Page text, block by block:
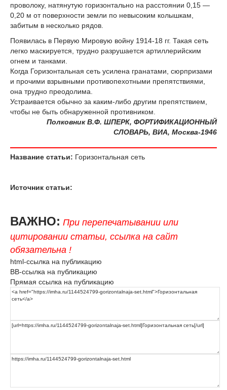
проволоку, натянутую горизонтально на расстоянии 0,15 —
0,20 м от поверхности земли по невысоким колышкам,
забитым в несколько рядов.
Появилась в Первую Мировую войну 1914-18 гг. Такая сеть
легко маскируется, трудно разрушается артиллерийским
огнем и танками.
Когда Горизонтальная сеть усилена гранатами, сюрпризами
и прочими взрывными противопехотными препятствиями,
она трудно преодолима.
Устраивается обычно за каким-либо другим препятствием,
чтобы не быть обнаруженной противником.
Полковник В.Ф. ШПЕРК, ФОРТИФИКАЦИОННЫЙ
СЛОВАРЬ, ВИА, Москва-1946
Название статьи: Горизонтальная сеть
Источник статьи:
ВАЖНО: При перепечатывании или
цитировании статьи, ссылка на сайт
обязательна !
html-ссылка на публикацию
BB-ссылка на публикацию
Прямая ссылка на публикацию